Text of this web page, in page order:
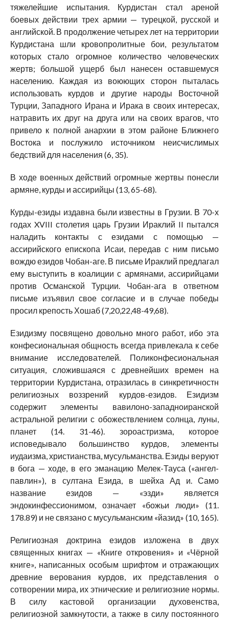
тяжелейшие испытания. Курдистан стал ареной
боевых действии трех армии — турецкой, русской и
английской. В продолжение четырех лет на территории
Курдистана шли кровопролитные бои, результатом
которых стало огромное количество человеческих
жертв; большой ущерб был нанесен оставшемуся
населению. Каждая из воюющих сторон пыталась
использовать курдов и другие народы Восточной
Турции, Западного Ирана и Ирака в своих интересах,
натравить их друг на друга или на своих врагов, что
привело к полной анархии в этом районе Ближнего
Востока и послужило источником неисчислимых
бедствий для населения (6, 35).
В ходе военных действий огромные жертвы понесли
армяне, курды и ассирийцы (13, 65-68).
Курды-езиды издавна были известны в Грузии. В 70-х
годах XVIII столетия царь Грузии Ираклий II пытался
наладить контакты с езидами с помощью —
ассирийского епископа Исаи, передав с ним письмо
вождю езидов Чобан-аге. В письме Ираклий предлагал
ему выступить в коалиции с армянами, ассирийцами
против Османской Турции. Чобан-ага в ответном
письме изъявил свое согласие и в случае победы
просил крепость Хошаб (7,20,22,48-49,68).
Езидизму посвящено довольно много работ, ибо эта
конфесиональная общность всегда привлекала к себе
внимание исследователей. Поликонфесиональная
ситуация, сложившаяся с древнейших времен на
территории Курдистана, отразилась в синкретичностн
религиозных воззрений курдов-езидов. Езидизм
содержит элементы вавилоно-западноиранской
астральной религии с обожествлением солнца, луны,
планет (14. 31-46). зороастризма, которое
исповедывало большинство курдов, элементы
иудаизма, христианства, мусульманства. Езиды веруют
в бога — ходе, в его эманацию Мелек-Тауса («ангел-
павлин»), в султана Езида, в шейха Ад и. Само
название езидов — «эзди» является
эндокинфессионимом, означает «божьи люди» (11.
178.89) и не связано с мусульманским «йазид» (10, 165).
Религиозная доктрина езидов изложена в двух
священных книгах — «Книге откровения» и «Чёрной
книге», написанных особым шрифтом и отражающих
древние верования курдов, их представления о
сотворении мира, их этнические и религиозние нормы.
В силу кастовой организации духовенства,
религиозной замкнутости, а также в силу постоянного